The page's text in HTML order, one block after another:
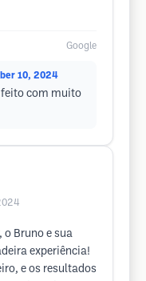
Google
10, 2024
feito com muito
Bruno e sua
experiência!
e os resultados